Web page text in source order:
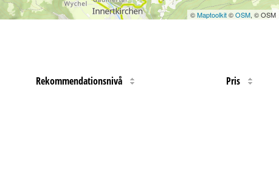
©Maptoolkit©OSM, © OSM
Rekommendationsnivå Pris